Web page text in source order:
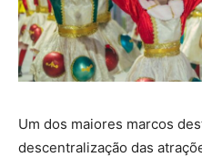
Um dos maiores marcos
descentralização das